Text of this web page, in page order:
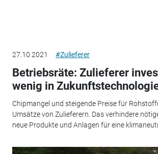
27.10.2021 #Zulieferer
Betriebsräte: Zulieferer
wenig in
Chipmangel und steigende Preise für
Umsätze von Zulieferern. Das verhindere
neue Produkte und Anlagen für eine